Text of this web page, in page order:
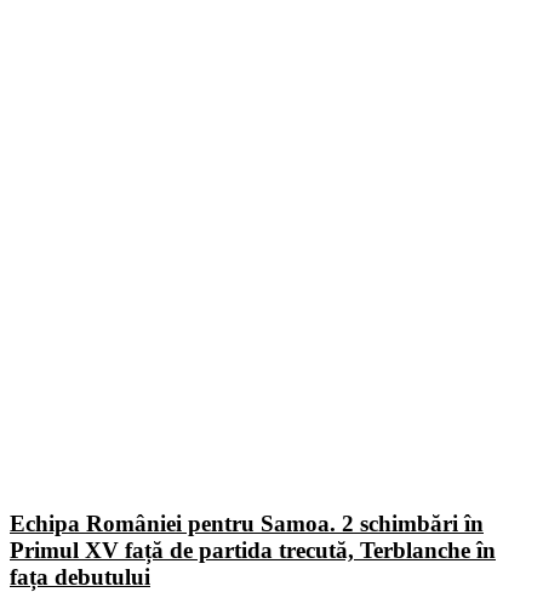
Echipa României pentru Samoa. 2 schimbări în
Primul XV față de partida trecută, Terblanche în
fața debutului